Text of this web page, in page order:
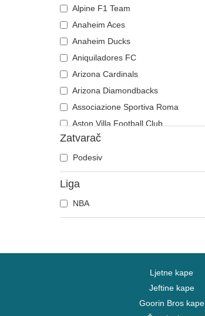
Alpine F1 Team
Anaheim Aces
Anaheim Ducks
Aniquiladores FC
Arizona Cardinals
Arizona Diamondbacks
Associazione Sportiva Roma
Aston Villa Football Club
Atlanta Braves
Atlanta Falcons
Boston Bruins
Boston Celtics
Boston Red Sox
Chelsea Football Club
Zatvarač
Podesiv
Liga
NBA
Ljetne kape
Jeftine kape
Goorin Bros kape